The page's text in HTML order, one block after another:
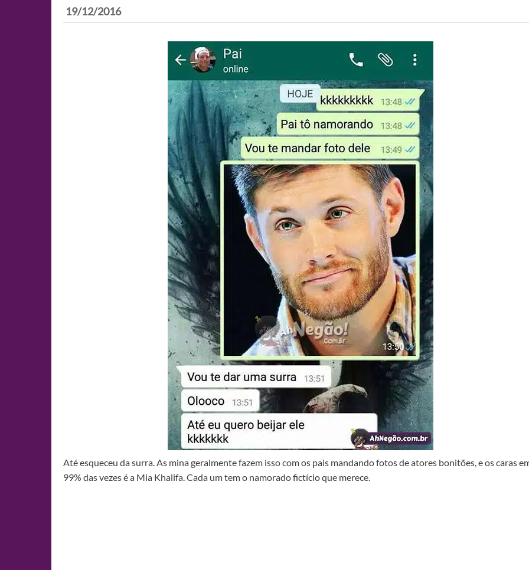
19/12/2016
Até esqueceu da surra. As mina geralmente fazem isso com os pais mandando fotos de atores bonitões, e os caras
99% das vezes é a Mia Khalifa. Cada um tem o namorado fictício que merece.